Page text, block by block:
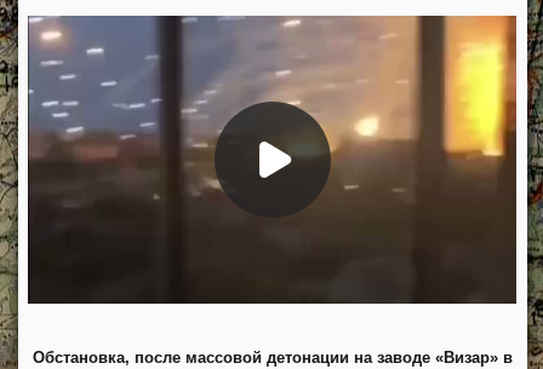
Обстановка, после массовой детонации на заводе «Визар» в